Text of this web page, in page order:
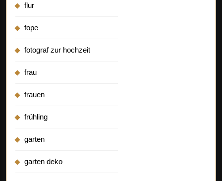
flur
fope
fotograf zur hochzeit
frau
frauen
frühling
garten
garten deko